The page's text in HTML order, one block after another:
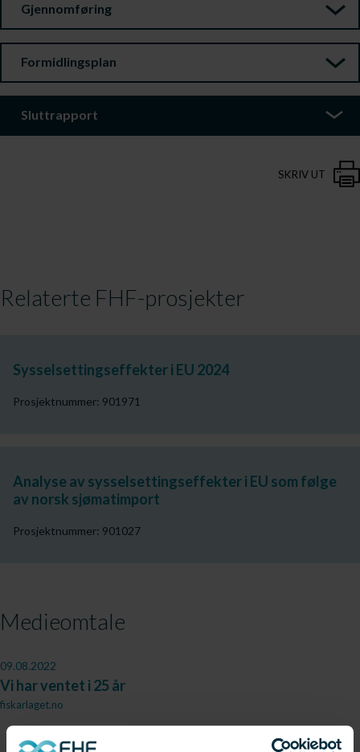
Gjennomføring
Formidlingsplan
Sluttrapport
SKRIV UT
Relaterte FHF-prosjekter
Sysselsettingseffekter i EU 2024
Prosjektnummer: 901971
Analyse av sysselsettingseffekter i EU som følge
av norsk sjømatimport
Prosjektnummer: 901027
Medieomtale
09.08.2022
Vi har ventet i 25 år
fiskarlaget.no